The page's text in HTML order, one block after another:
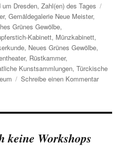
um Dresden,Zahl(en) des Tages
,Gemäldegalerie Neue Meister,
Grünes Gewölbe,
Kabinett, Münzkabinett,
, Neues Grünes Gewölbe,
, Rüstkammer,
Kunstsammlungen,Türckische
Schreibe einen Kommentarzu
keine Workshops